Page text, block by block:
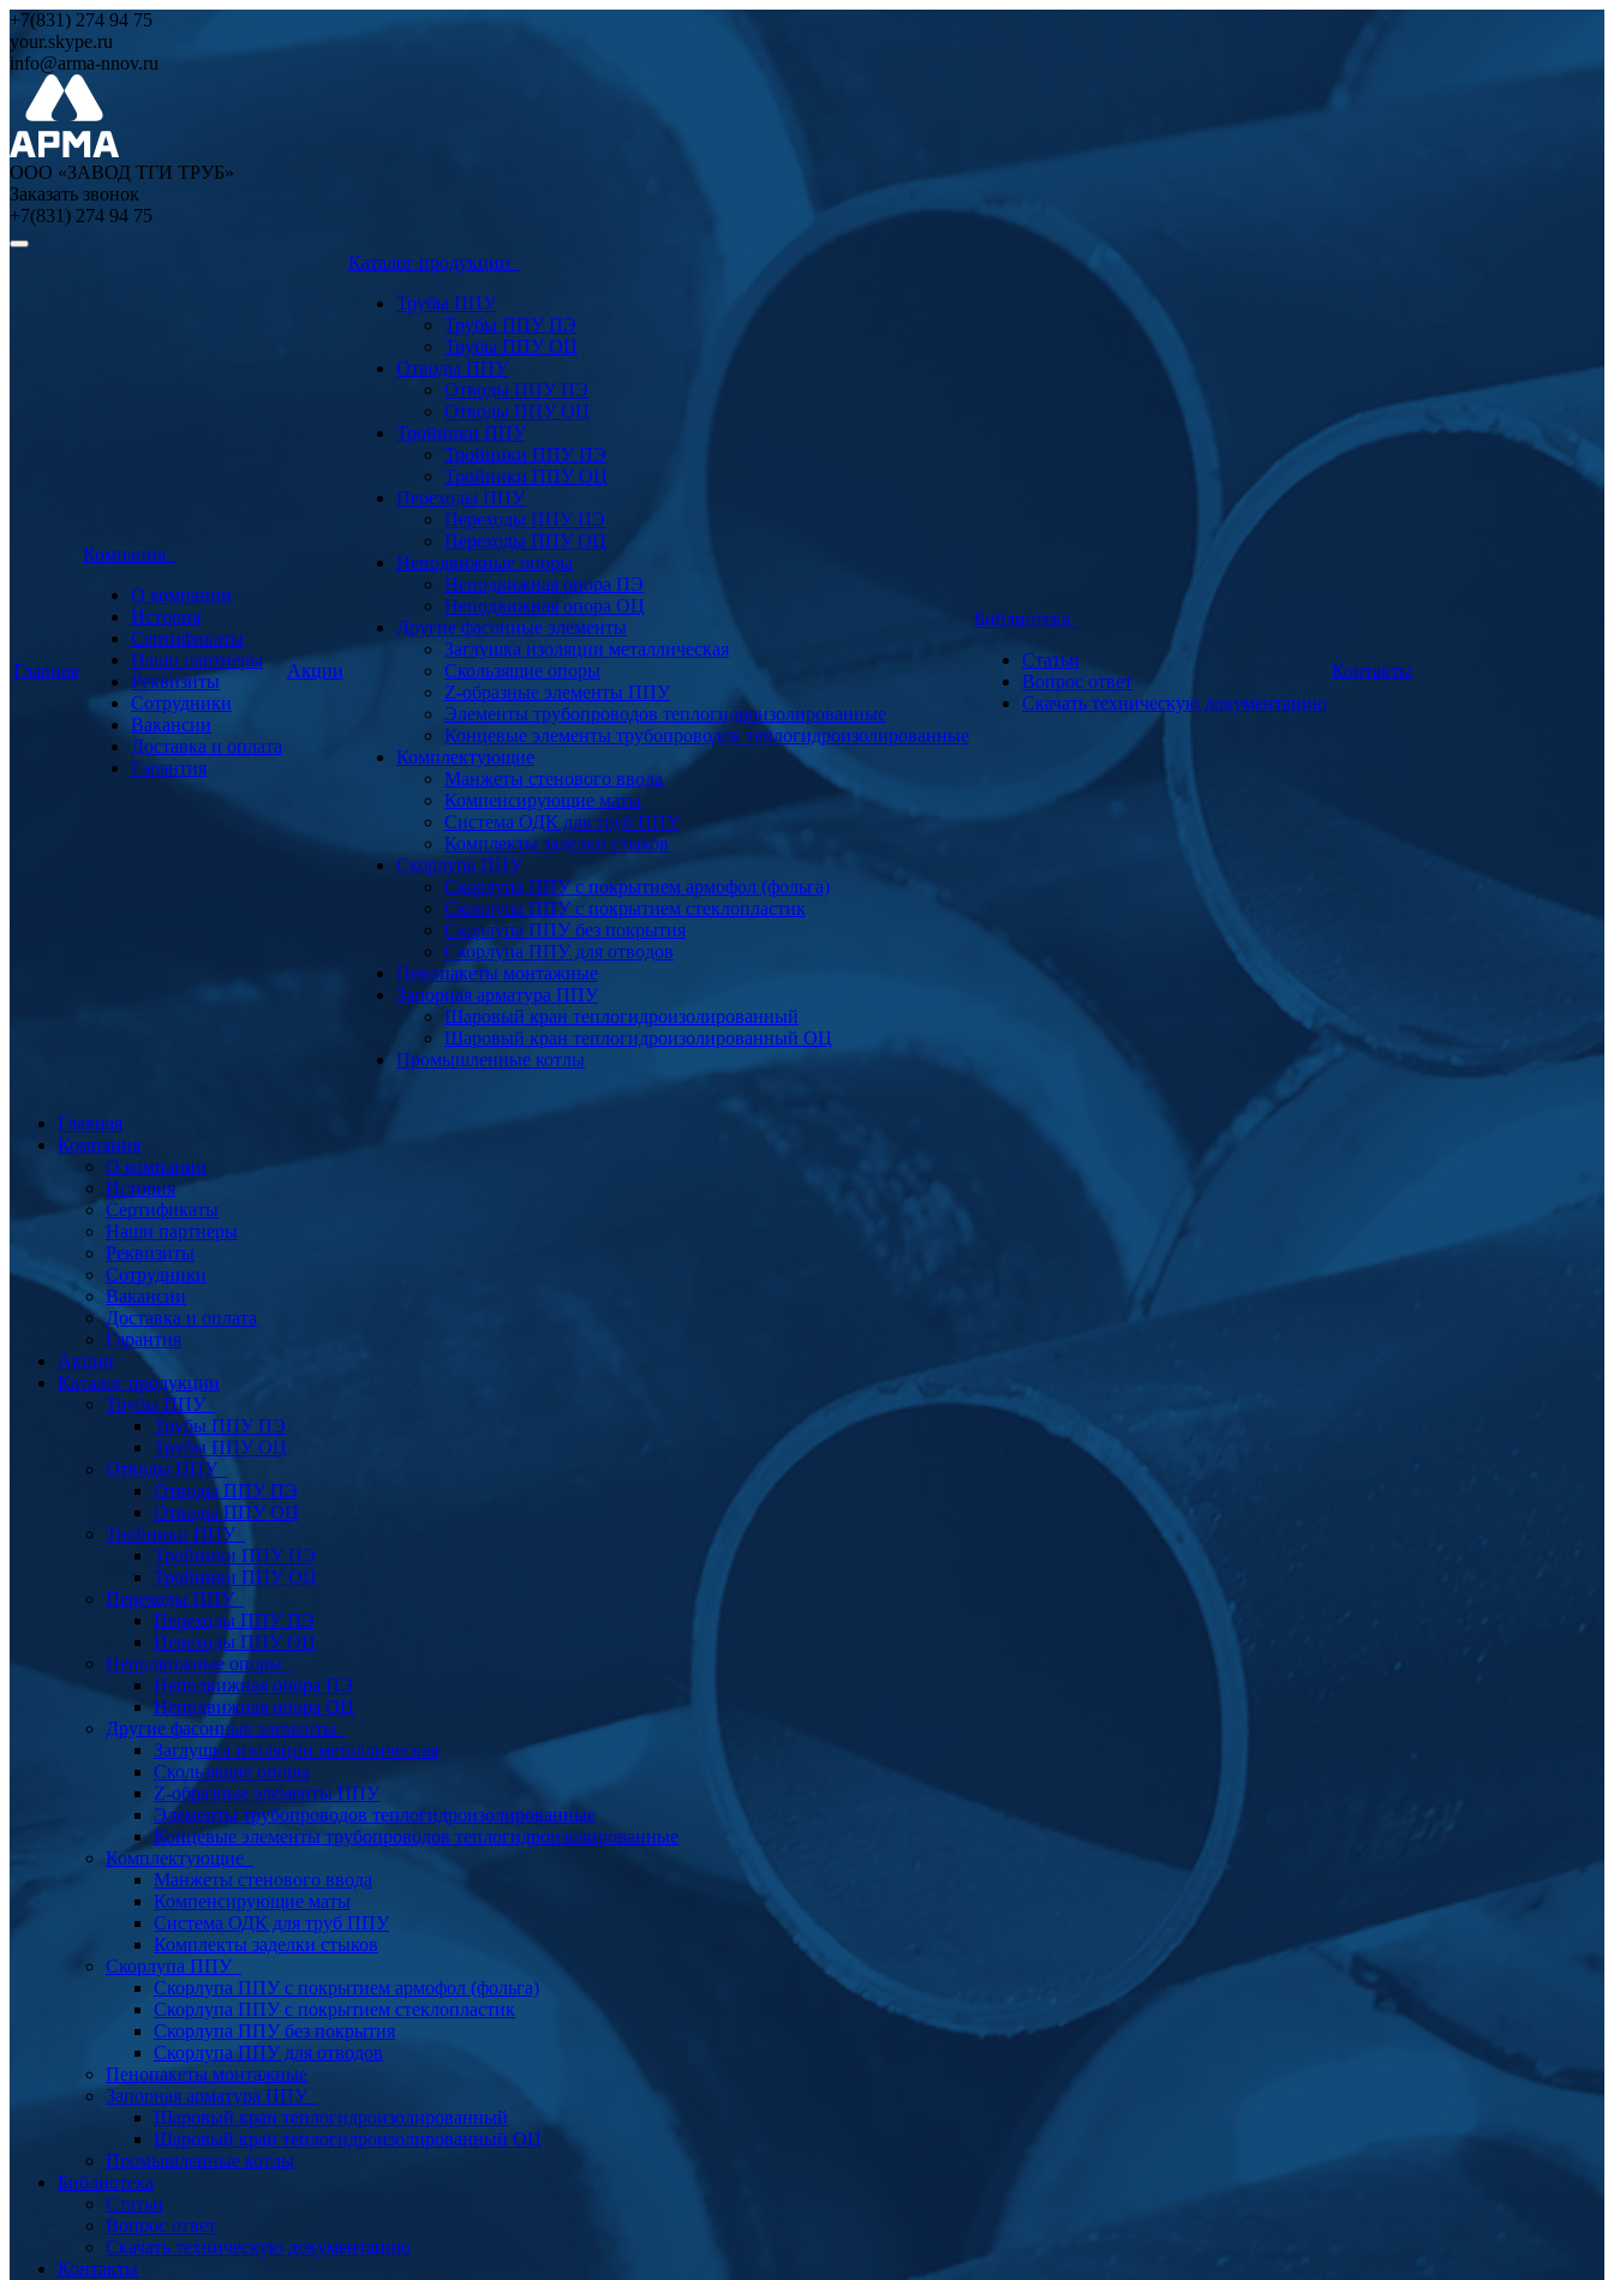
+7(831) 274 94 75
your.skype.ru
info@arma-nnov.ru
ООО «ЗАВОД ТГИ ТРУБ»
Заказать звонок
+7(831) 274 94 75
Главная
Компания
О компании
История
Сертификаты
Наши партнеры
Реквизиты
Сотрудники
Вакансии
Доставка и оплата
Гарантия
Акции
Каталог продукции
Трубы ППУ
Трубы ППУ ПЭ
Трубы ППУ ОЦ
Отводы ППУ
Отводы ППУ ПЭ
Отводы ППУ ОЦ
Тройники ППУ
Тройники ППУ ПЭ
Тройники ППУ ОЦ
Переходы ППУ
Переходы ППУ ПЭ
Переходы ППУ ОЦ
Неподвижные опоры
Неподвижная опора ПЭ
Неподвижная опора ОЦ
Другие фасонные элементы
Заглушка изоляции металлическая
Скользящие опоры
Z-образные элементы ППУ
Элементы трубопроводов теплогидроизолированные
Концевые элементы трубопроводов теплогидроизолированные
Комплектующие
Манжеты стенового ввода
Компенсирующие маты
Система ОДК для труб ППУ
Комплекты заделки стыков
Скорлупа ППУ
Скорлупа ППУ с покрытием армофол (фольга)
Скорлупа ППУ с покрытием стеклопластик
Скорлупа ППУ без покрытия
Скорлупа ППУ для отводов
Пенопакеты монтажные
Запорная арматура ППУ
Шаровый кран теплогидроизолированный
Шаровый кран теплогидроизолированный ОЦ
Промышленные котлы
Библиотека
Статьи
Вопрос ответ
Скачать техническую документацию
Контакты
Главная
Компания
О компании
История
Сертификаты
Наши партнеры
Реквизиты
Сотрудники
Вакансии
Доставка и оплата
Гарантия
Акции
Каталог продукции
Трубы ППУ
Трубы ППУ ПЭ
Трубы ППУ ОЦ
Отводы ППУ
Отводы ППУ ПЭ
Отводы ППУ ОЦ
Тройники ППУ
Тройники ППУ ПЭ
Тройники ППУ ОЦ
Переходы ППУ
Переходы ППУ ПЭ
Переходы ППУ ОЦ
Неподвижные опоры
Неподвижная опора ПЭ
Неподвижная опора ОЦ
Другие фасонные элементы
Заглушка изоляции металлическая
Скользящие опоры
Z-образные элементы ППУ
Элементы трубопроводов теплогидроизолированные
Концевые элементы трубопроводов теплогидроизолированные
Комплектующие
Манжеты стенового ввода
Компенсирующие маты
Система ОДК для труб ППУ
Комплекты заделки стыков
Скорлупа ППУ
Скорлупа ППУ с покрытием армофол (фольга)
Скорлупа ППУ с покрытием стеклопластик
Скорлупа ППУ без покрытия
Скорлупа ППУ для отводов
Пенопакеты монтажные
Запорная арматура ППУ
Шаровый кран теплогидроизолированный
Шаровый кран теплогидроизолированный ОЦ
Промышленные котлы
Библиотека
Статьи
Вопрос ответ
Скачать техническую документацию
Контакты